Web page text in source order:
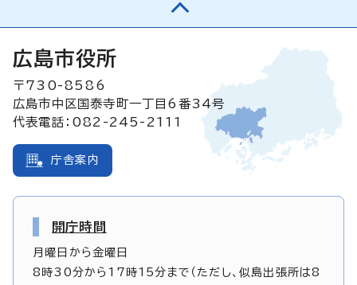
広島市役所
〒730-8586
広島市中区国泰寺町一丁目6番34号
代表電話：082-245-2111
庁舎案内
開庁時間
月曜日から金曜日
8時30分から17時15分まで（ただし、似島出張所は8